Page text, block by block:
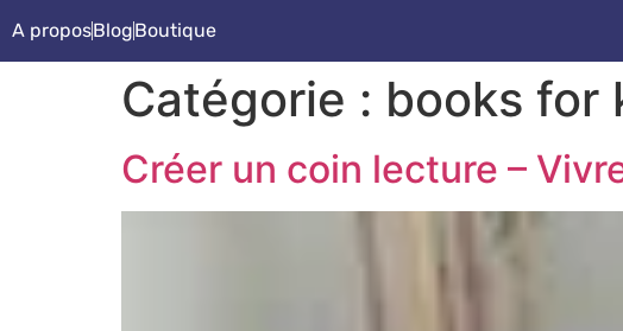
A proposBlogBoutique
Catégorie : books for
Créer un coin lecture –